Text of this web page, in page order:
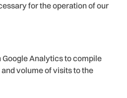
Extra
for the operation of our
Analytics to compile
volume of visits to the